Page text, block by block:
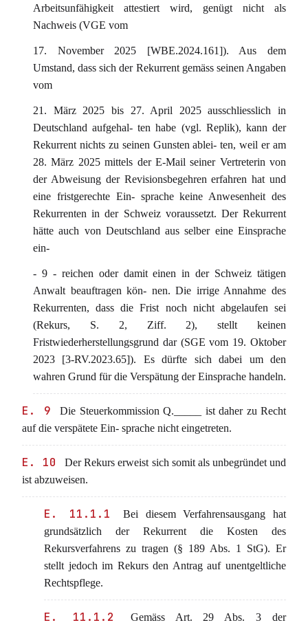
Arbeitsunfähigkeit attestiert wird, genügt nicht als
Nachweis (VGE vom
17. November 2025 [WBE.2024.161]). Aus dem
Umstand, dass sich der Rekurrent gemäss seinen Angaben
vom
21. März 2025 bis 27. April 2025 ausschliesslich in
Deutschland aufgehal- ten habe (vgl. Replik), kann der
Rekurrent nichts zu seinen Gunsten ablei- ten, weil er am
28. März 2025 mittels der E-Mail seiner Vertreterin von
der Abweisung der Revisionsbegehren erfahren hat und
eine fristgerechte Ein- sprache keine Anwesenheit des
Rekurrenten in der Schweiz voraussetzt. Der Rekurrent
hätte auch von Deutschland aus selber eine Einsprache
ein-
- 9 - reichen oder damit einen in der Schweiz tätigen
Anwalt beauftragen kön- nen. Die irrige Annahme des
Rekurrenten, dass die Frist noch nicht abgelaufen sei
(Rekurs, S. 2, Ziff. 2), stellt keinen
Fristwiederherstellungsgrund dar (SGE vom 19. Oktober
2023 [3-RV.2023.65]). Es dürfte sich dabei um den
wahren Grund für die Verspätung der Einsprache handeln.
E. 9
Die Steuerkommission Q._____ ist daher zu Recht
auf die verspätete Ein- sprache nicht eingetreten.
E. 10
Der Rekurs erweist sich somit als unbegründet und
ist abzuweisen.
E. 11.1.1
Bei diesem Verfahrensausgang hat
grundsätzlich der Rekurrent die Kosten des
Rekursverfahrens zu tragen (§ 189 Abs. 1 StG). Er
stellt jedoch im Rekurs den Antrag auf unentgeltliche
Rechtspflege.
E. 11.1.2
Gemäss Art. 29 Abs. 3 der